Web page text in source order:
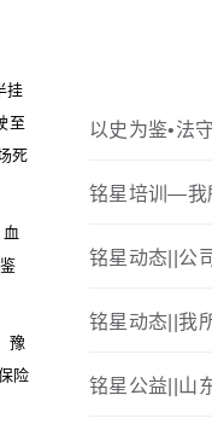
挂
至
死
血
豫
险
以史为鉴•法
铭星培训—我
铭星动态||公
铭星动态||我
铭星公益||山